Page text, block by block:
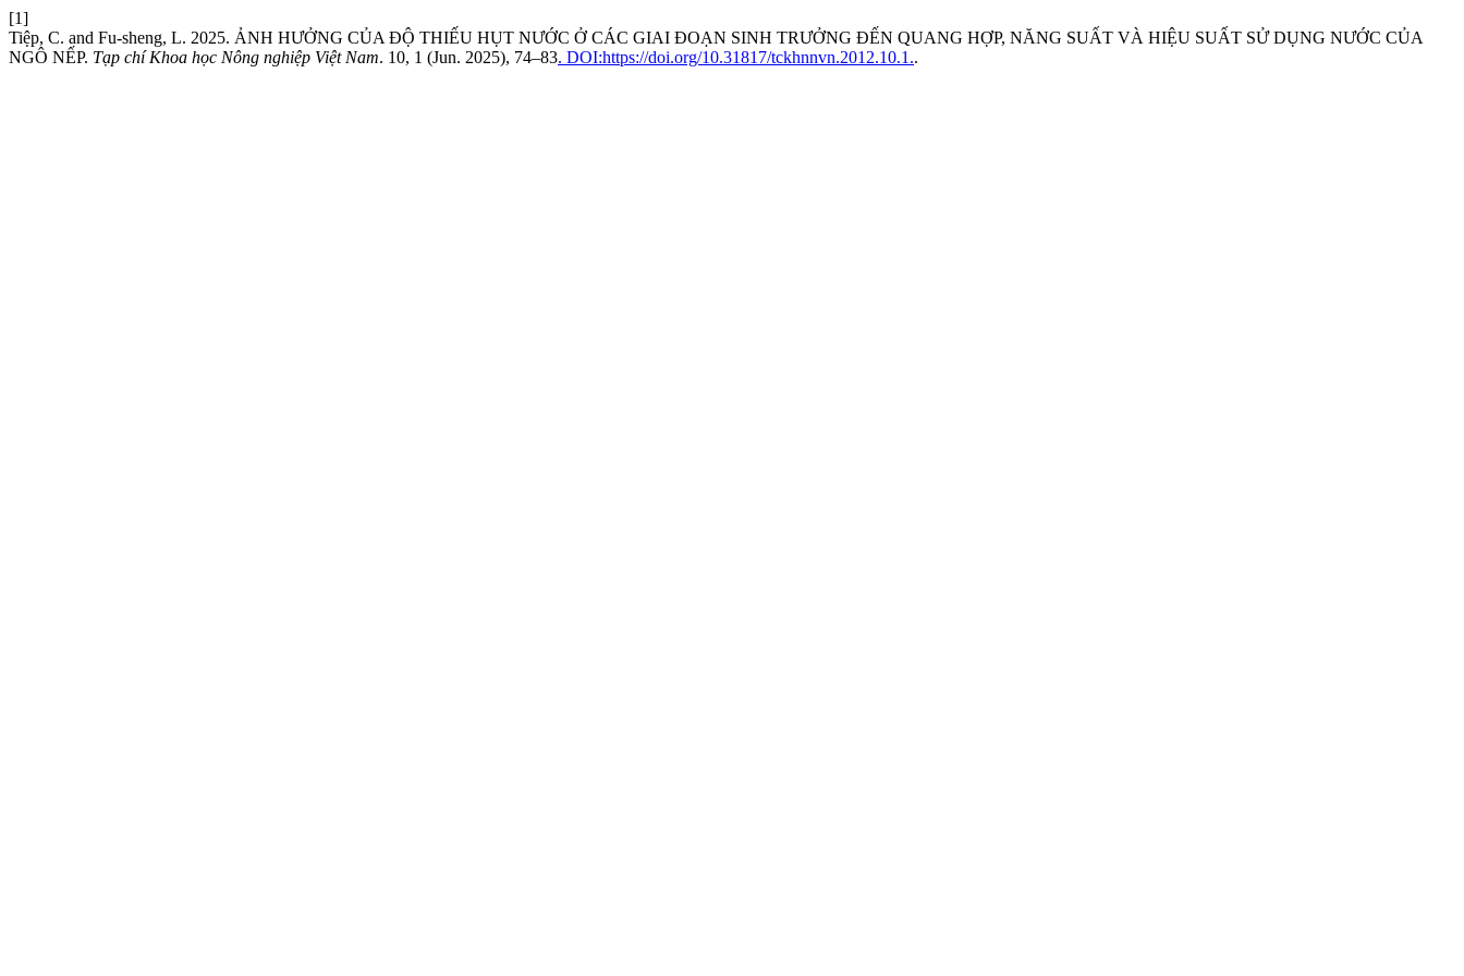
[1]
Tiệp, C. and Fu-sheng, L. 2025. ẢNH HƯỞNG CỦA ĐỘ THIẾU HỤT NƯỚC Ở CÁC GIAI ĐOẠN SINH TRƯỞNG ĐẾN QUANG HỢP, NĂNG SUẤT VÀ HIỆU SUẤT SỬ DỤNG NƯỚC CỦA
NGÔ NẾP. Tạp chí Khoa học Nông nghiệp Việt Nam. 10, 1 (Jun. 2025), 74–83. DOI:https://doi.org/10.31817/tckhnnvn.2012.10.1..